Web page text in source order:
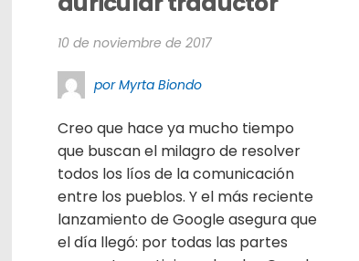
10 de noviembre de 2017
por Myrta Biondo
Creo que hace ya mucho tiempo
que buscan el milagro de resolver
todos los líos de la comunicación
entre los pueblos. Y el más reciente
lanzamiento de Google asegura que
el día llegó: por todas las partes